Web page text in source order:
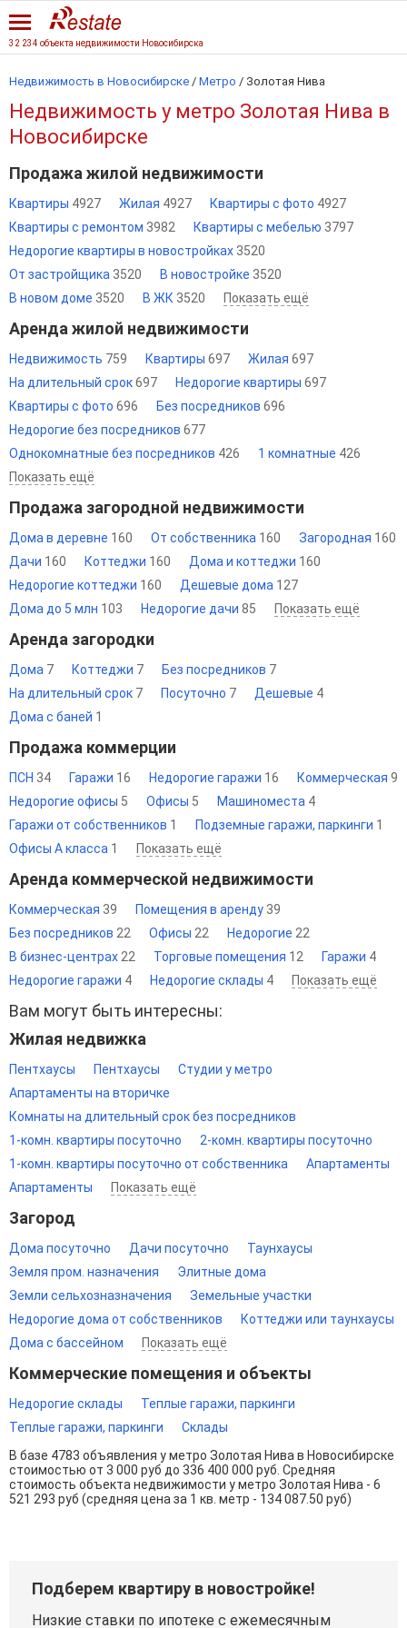
32 234 объекта недвижимости Новосибирска
Недвижимость в Новосибирске / Метро / Золотая Нива
Недвижимость у метро Золотая Нива в
Новосибирске
Продажа жилой недвижимости
Квартиры 4927 Жилая 4927 Квартиры с фото 4927
Квартиры с ремонтом 3982 Квартиры с мебелью 3797
Недорогие квартиры в новостройках 3520
От застройщика 3520 В новостройке 3520
В новом доме 3520 В ЖК 3520 Показать ещё
Аренда жилой недвижимости
Недвижимость 759 Квартиры 697 Жилая 697
На длительный срок697 Недорогие квартиры 697
Квартиры с фото 696 Без посредников 696
Недорогие без посредников 677
Однокомнатные без посредников 426 1 комнатные 426
Показать ещё
Продажа загородной недвижимости
Дома в деревне 160 От собственника 160 Загородная 160
Дачи 160 Коттеджи 160 Дома и коттеджи 160
Недорогие коттеджи 160 Дешевые дома 127
Дома до 5 млн 103 Недорогие дачи 85 Показать ещё
Аренда загородки
Дома 7 Коттеджи 7 Без посредников 7
На длительный срок 7 Посуточно 7 Дешевые 4
Дома с баней 1
Продажа коммерции
ПСН 34 Гаражи 16 Недорогие гаражи 16 Коммерческая 9
Недорогие офисы 5 Офисы 5 Машиноместа 4
Гаражи от собственников 1 Подземные гаражи, паркинги 1
Офисы A класса 1 Показать ещё
Аренда коммерческой недвижимости
Коммерческая 39 Помещения в аренду 39
Без посредников 22 Офисы 22 Недорогие 22
В бизнес-центрах 22 Торговые помещения 12 Гаражи 4
Недорогие гаражи 4 Недорогие склады 4 Показать ещё
Вам могут быть интересны:
Жилая недвижка
Пентхаусы Пентхаусы
Студии у метро
Апартаменты на вторичке
Комнаты на длительный срок без посредников
1-комн. квартиры посуточно
2-комн. квартиры посуточно
1-комн. квартиры посуточно от собственника
Апартаменты
Апартаменты
Показать ещё
Загород
Дома посуточно Дачи посуточно
Таунхаусы
Земля пром. назначения
Элитные дома
Земли сельхозназначения
Земельные участки
Недорогие дома от собственников
Коттеджи или таунхаусы
Дома с бассейном
Показать ещё
Коммерческие помещения и объекты
Недорогие склады
Теплые гаражи, паркинги
Теплые гаражи, паркинги
Склады
В базе 4783 объявления у метро Золотая Нива в Новосибирске
стоимостью от 3 000 руб до 336 400 000 руб. Средняя
стоимость объекта недвижимости у метро Золотая Нива - 6
521 293 руб (средняя цена за 1 кв. метр - 134 087.50 руб)
Подберем квартиру в новостройке!
Низкие ставки по ипотеке с ежемесячным